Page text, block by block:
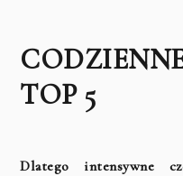
TOP 5
Dlatego intensywne